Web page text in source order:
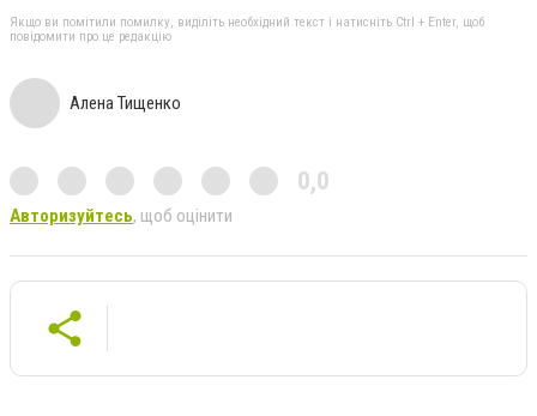
Якщо ви помітили помилку, виділіть необхідний текст і натисніть Ctrl + Enter, щоб
повідомити про це редакцію
Алена Тищенко
0,0
Авторизуйтесь, щоб оцінити